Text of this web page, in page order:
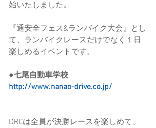
始いたしました。
『通安全フェス&ランバイク大会』とし
て、ランバイクレースだけでなく１日
楽しめるイベントです。
●七尾自動車学校
http://www.nanao-drive.co.jp/
DRCは全員が決勝レースを楽しめて、